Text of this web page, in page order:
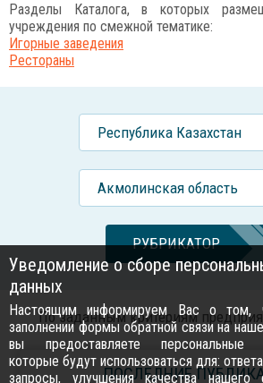
Разделы Каталога, в которых
учреждения по смежной тематике:
Игорные заведения
Рестораны
Республика Казахстан
Акмолинская область
РУБРИКАТОР
По заданным критериям
ПОСЛЕДНИЕ
Уведомление о сборе
данных
Настоящим информируем Вас о том,
заполнении формы обратной связи на
вы предоставляете персональные
которые будут использоваться для:
запросы, улучшения качества нашего